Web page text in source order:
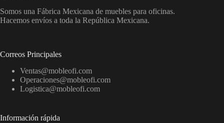
Somos una Fábrica Mexicana de muebles para oficinas.
Hacemos envíos a toda la República Mexicana.
Correos Principales
Ventas@mobleofi.com
Operaciones@mobleofi.com
Logistica@mobleofi.com
Información rápida